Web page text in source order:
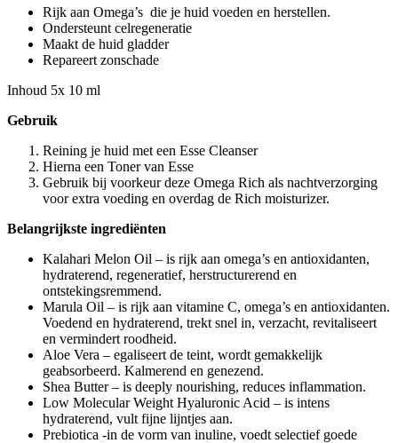
Rijk aan Omega’s die je huid voeden en herstellen.
Ondersteunt celregeneratie
Maakt de huid gladder
Repareert zonschade
Inhoud 5x 10 ml
Gebruik
Reining je huid met een Esse Cleanser
Hierna een Toner van Esse
Gebruik bij voorkeur deze Omega Rich als nachtverzorging
voor extra voeding en overdag de Rich moisturizer.
Belangrijkste ingrediënten
Kalahari Melon Oil – is rijk aan omega’s en antioxidanten,
hydraterend, regeneratief, herstructurerend en
ontstekingsremmend.
Marula Oil – is rijk aan vitamine C, omega’s en antioxidanten.
Voedend en hydraterend, trekt snel in, verzacht, revitaliseert
en vermindert roodheid.
Aloe Vera – egaliseert de teint, wordt gemakkelijk
geabsorbeerd. Kalmerend en genezend.
Shea Butter – is deeply nourishing, reduces inflammation.
Low Molecular Weight Hyaluronic Acid – is intens
hydraterend, vult fijne lijntjes aan.
Prebiotica -in de vorm van inuline, voedt selectief goede